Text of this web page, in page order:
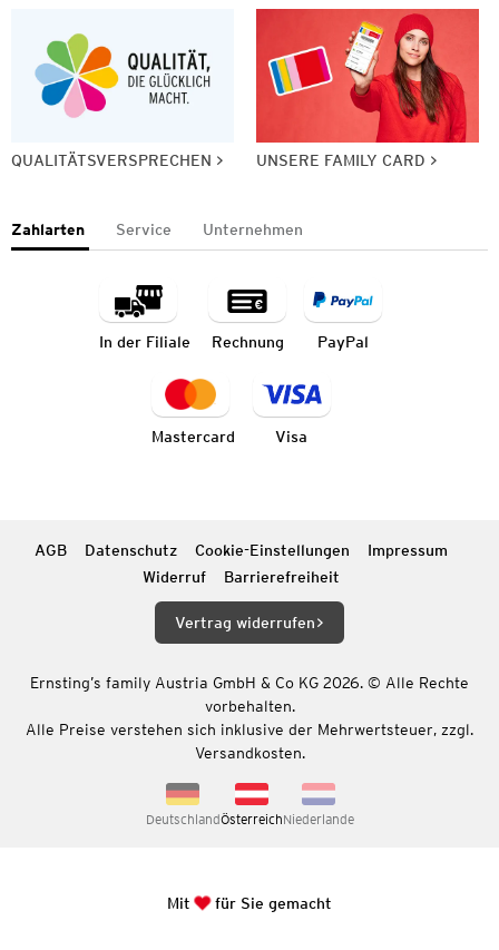
QUALITÄTSVERSPRECHEN UNSERE FAMILY CARD
Zahlarten Service Unternehmen
In der Filiale Rechnung PayPal
Mastercard Visa
AGB Datenschutz Cookie-Einstellungen
Impressum
Widerruf
Barrierefreiheit
Vertrag widerrufen
Ernsting’s family Austria GmbH & Co KG 2026. © Alle Rechte
vorbehalten.
Alle Preise verstehen sich inklusive der Mehrwertsteuer, zzgl.
Versandkosten.
DeutschlandÖsterreichNiederlande
Mit für Sie gemacht